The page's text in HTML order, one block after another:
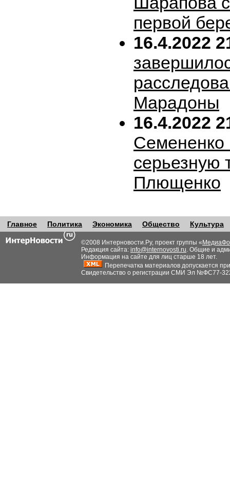
первой
16.4.2022
Марадоны
16.4.2022
Семененко
серьезную
Плющенко
Главное Политика Экономика Общество Культура
©2008 Интерновости.Ру, проект группы «
Редакция сайта: info@internovosti.ru. Общие и
Информация на сайте для лиц старше 18 лет.
Перепечатка материалов допускается
Свидетельство о регистрации СМИ Эл №ФС77-